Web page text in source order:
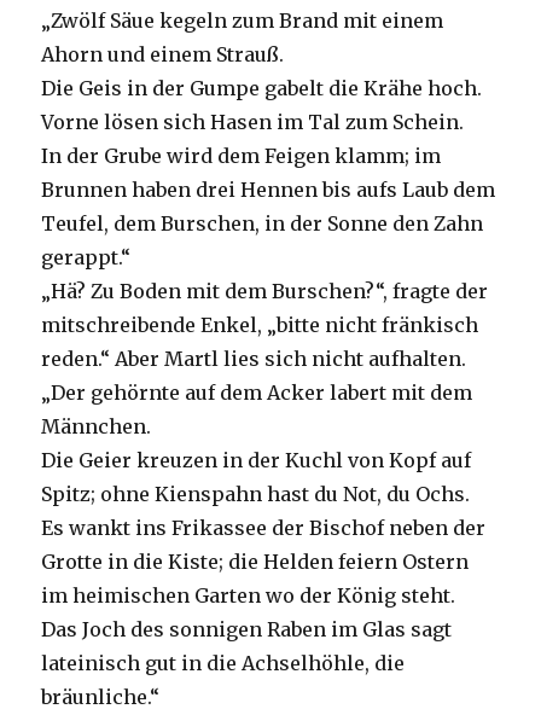
„Zwölf Säue kegeln zum Brand mit einem
Ahorn und einem Strauß.
Die Geis in der Gumpe gabelt die Krähe hoch.
Vorne lösen sich Hasen im Tal zum Schein.
In der Grube wird dem Feigen klamm; im
Brunnen haben drei Hennen bis aufs Laub dem
Teufel, dem Burschen, in der Sonne den Zahn
gerappt.“
„Hä? Zu Boden mit dem Burschen?“, fragte der
mitschreibende Enkel, „bitte nicht fränkisch
reden.“ Aber Martl lies sich nicht aufhalten.
„Der gehörnte auf dem Acker labert mit dem
Männchen.
Die Geier kreuzen in der Kuchl von Kopf auf
Spitz; ohne Kienspahn hast du Not, du Ochs.
Es wankt ins Frikassee der Bischof neben der
Grotte in die Kiste; die Helden feiern Ostern
im heimischen Garten wo der König steht.
Das Joch des sonnigen Raben im Glas sagt
lateinisch gut in die Achselhöhle, die
bräunliche.“